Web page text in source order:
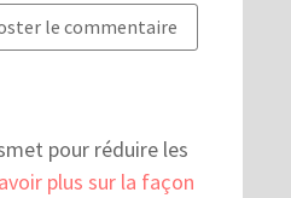
pour réduire les
plus sur la façon